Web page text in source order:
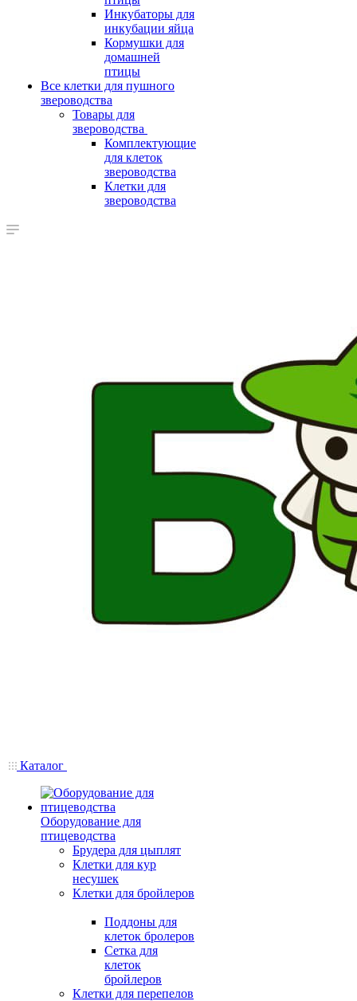
Инкубаторы для
инкубации яйца
Кормушки для
домашней
птицы
Все клетки для пушного
звероводства
Товары для
звероводства
Комплектующие
для клеток
звероводства
Клетки для
звероводства
Каталог
Оборудование для
птицеводства
Брудера для цыплят
Клетки для кур
несушек
Клетки для бройлеров
Поддоны для
клеток бролеров
Сетка для
клеток
бройлеров
Клетки для перепелов